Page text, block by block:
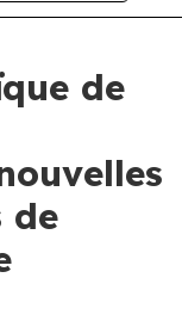
de
de